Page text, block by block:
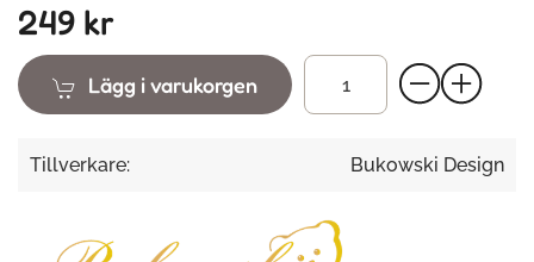
249 kr
Lägg i varukorgen
Tillverkare: Bukowski Design